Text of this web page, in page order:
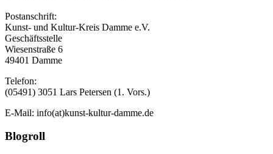
Postanschrift:
Kunst- und Kultur-Kreis Damme e.V.
Geschäftsstelle
Wiesenstraße 6
49401 Damme
Telefon:
(05491) 3051 Lars Petersen (1. Vors.)
E-Mail: info(at)kunst-kultur-damme.de
Blogroll